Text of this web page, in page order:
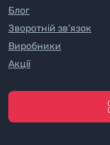
Блог
Зворотній зв’язок
Виробники
Акції